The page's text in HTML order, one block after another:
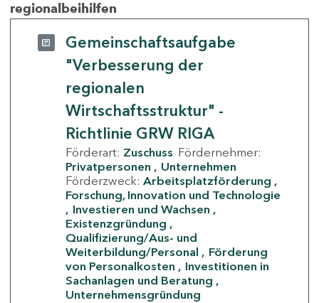
regionalbeihilfen
Gemeinschaftsaufgabe
"Verbesserung der
regionalen
Wirtschaftsstruktur" -
Richtlinie GRW RIGA
Förderart: Zuschuss Fördernehmer:
Privatpersonen
Unternehmen
Förderzweck: Arbeitsplatzförderung
Forschung, Innovation und Technologie
Investieren und Wachsen
Existenzgründung
Qualifizierung/Aus- und
Weiterbildung/Personal
Förderung
von Personalkosten
Investitionen in
Sachanlagen und Beratung
Unternehmensgründung